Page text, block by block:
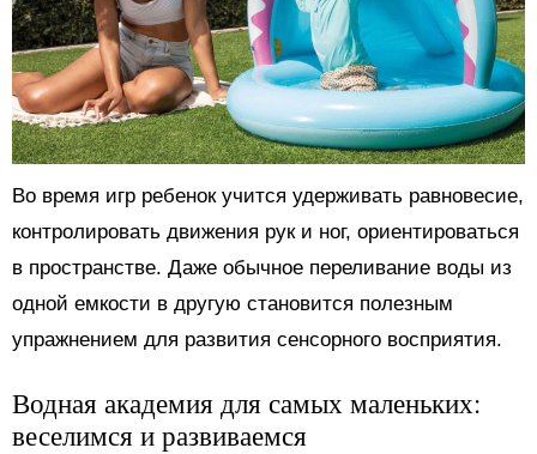
Во время игр ребенок учится удерживать равновесие,
контролировать движения рук и ног, ориентироваться
в пространстве. Даже обычное переливание воды из
одной емкости в другую становится полезным
упражнением для развития сенсорного восприятия.
Водная академия для самых маленьких:
веселимся и развиваемся